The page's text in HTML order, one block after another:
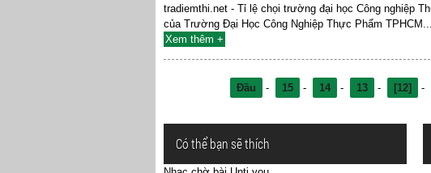
tradiemthi.net - Tỉ lệ chọi trường đại học Công nghiệp
của Trường Đại Học Công Nghiệp Thực Phẩm TPHCM...
Xem thêm +
Đầu - 15 - 14 - 13 - [12] -
Có thể bạn sẽ thích